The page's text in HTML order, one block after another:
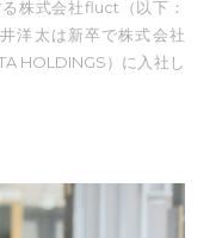
株式会社fluct（以下：
洋太は新卒で株式会社
HOLDINGS）に入社し